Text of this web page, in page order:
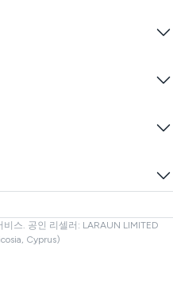
스. 공인 리셀러: LARAUN LIMITED
Cyprus)